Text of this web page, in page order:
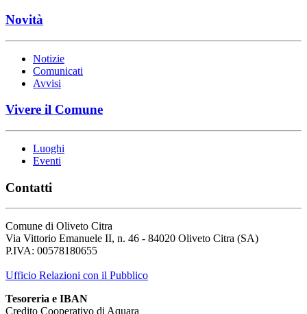
Novità
Notizie
Comunicati
Avvisi
Vivere il Comune
Luoghi
Eventi
Contatti
Comune di Oliveto Citra
Via Vittorio Emanuele II, n. 46 - 84020 Oliveto Citra (SA)
P.IVA: 00578180655
Ufficio Relazioni con il Pubblico
Tesoreria e IBAN
Credito Cooperativo di Aquara